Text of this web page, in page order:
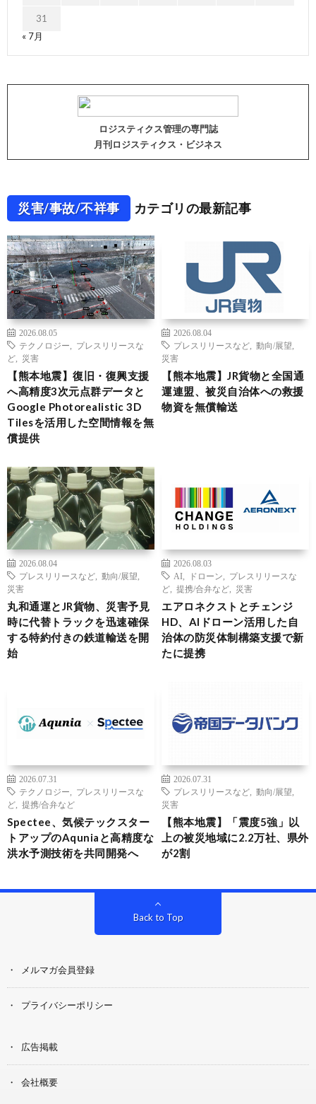
31
« 7月
ロジスティクス管理の専門誌
月刊ロジスティクス・ビジネス
災害/事故/不祥事 カテゴリの最新記事
2026.08.05
テクノロジー
プレスリリースな
ど
災害
【熊本地震】復旧・復興支援
へ高精度3次元点群データと
Google Photorealistic 3D
Tilesを活用した空間情報を無
償提供
2026.08.04
プレスリリースなど
動向/展望
災害
【熊本地震】JR貨物と全国通
運連盟、被災自治体への救援
物資を無償輸送
2026.08.04
プレスリリースなど
動向/展望
災害
丸和通運とJR貨物、災害予見
時に代替トラックを迅速確保
する特約付きの鉄道輸送を開
始
2026.08.03
AI
ドローン
プレスリリースな
ど
提携/合弁など 災害
エアロネクストとチェンジ
HD、AIドローン活用した自
治体の防災体制構築支援で新
たに提携
2026.07.31
テクノロジー
プレスリリースな
ど
提携/合弁など
Spectee、気候テックスター
トアップのAquniaと高精度な
洪水予測技術を共同開発へ
2026.07.31
プレスリリースなど
動向/展望
災害
【熊本地震】「震度5強」以
上の被災地域に2.2万社、県外
が2割
Back to Top
メルマガ会員登録
プライバシーポリシー
広告掲載
会社概要